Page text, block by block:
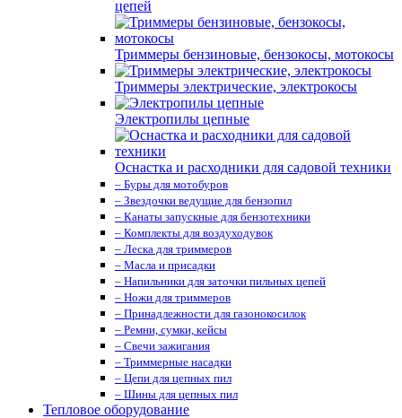
цепей
Триммеры бензиновые, бензокосы, мотокосы
Триммеры электрические, электрокосы
Электропилы цепные
Оснастка и расходники для садовой техники
– Буры для мотобуров
– Звездочки ведущие для бензопил
– Канаты запускные для бензотехники
– Комплекты для воздуходувок
– Леска для триммеров
– Масла и присадки
– Напильники для заточки пильных цепей
– Ножи для триммеров
– Принадлежности для газонокосилок
– Ремни, сумки, кейсы
– Свечи зажигания
– Триммерные насадки
– Цепи для цепных пил
– Шины для цепных пил
Тепловое оборудование